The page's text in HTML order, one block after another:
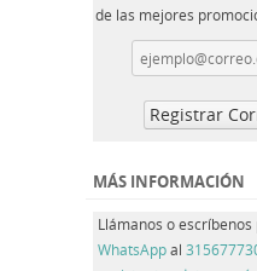
de las mejores
MÁS INFORMACIÓN
Llámanos o escríbenos
WhatsAppal